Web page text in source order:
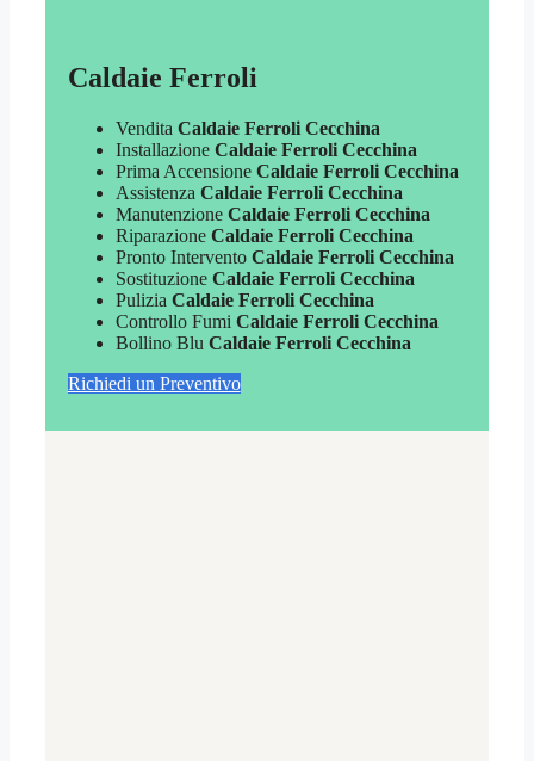
Caldaie Ferroli
Vendita Caldaie Ferroli Cecchina
Installazione Caldaie Ferroli Cecchina
Prima Accensione Caldaie Ferroli Cecchina
Assistenza Caldaie Ferroli Cecchina
Manutenzione Caldaie Ferroli Cecchina
Riparazione Caldaie Ferroli Cecchina
Pronto Intervento Caldaie Ferroli Cecchina
Sostituzione Caldaie Ferroli Cecchina
Pulizia Caldaie Ferroli Cecchina
Controllo Fumi Caldaie Ferroli Cecchina
Bollino Blu Caldaie Ferroli Cecchina
Richiedi un Preventivo